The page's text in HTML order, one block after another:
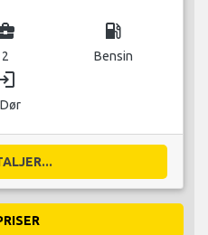
2
local_gas_station
Bensin